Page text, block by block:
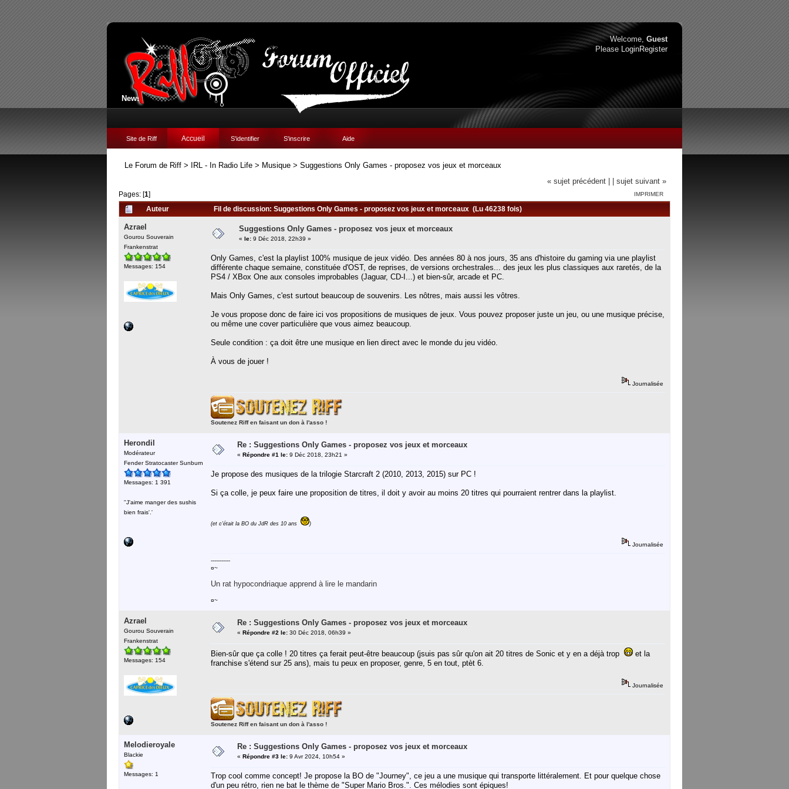
Welcome, Guest
Please LoginRegister
News:
Site de Riff Accueil S'identifier S'inscrire Aide
Le Forum de Riff > IRL - In Radio Life > Musique > Suggestions Only Games - proposez vos jeux et morceaux
Pages: [1]
« sujet précédent | | sujet suivant »
IMPRIMER
Auteur Fil de discussion: Suggestions Only Games - proposez vos jeux et morceaux (Lu 46238 fois)
Azrael
Gourou Souverain
Frankenstrat
Messages: 154
Suggestions Only Games - proposez vos jeux et morceaux
« le: 9 Déc 2018, 22h39 »
Only Games, c'est la playlist 100% musique de jeux vidéo. Des années 80 à nos jours, 35 ans d'histoire du gaming via une playlist
différente chaque semaine, constituée d'OST, de reprises, de versions orchestrales... des jeux les plus classiques aux raretés, de la
PS4 / XBox One aux consoles improbables (Jaguar, CD-I...) et bien-sûr, arcade et PC.
Mais Only Games, c'est surtout beaucoup de souvenirs. Les nôtres, mais aussi les vôtres.
Je vous propose donc de faire ici vos propositions de musiques de jeux. Vous pouvez proposer juste un jeu, ou une musique précise,
ou même une cover particulière que vous aimez beaucoup.
Seule condition : ça doit être une musique en lien direct avec le monde du jeu vidéo.
À vous de jouer !
Journalisée
Soutenez Riff en faisant un don à l'asso !
Herondil
Modérateur
Fender Stratocaster Sunburn
Messages: 1 391
''J'aime manger des sushis
bien frais'.'
Re : Suggestions Only Games - proposez vos jeux et morceaux
« Répondre #1 le: 9 Déc 2018, 23h21 »
Je propose des musiques de la trilogie Starcraft 2 (2010, 2013, 2015) sur PC !
Si ça colle, je peux faire une proposition de titres, il doit y avoir au moins 20 titres qui pourraient rentrer dans la playlist.
(et c'était la BO du JdR des 10 ans )
Journalisée
-----------
¤~
Un rat hypocondriaque apprend à lire le mandarin
¤~
Azrael
Gourou Souverain
Frankenstrat
Messages: 154
Re : Suggestions Only Games - proposez vos jeux et morceaux
« Répondre #2 le: 30 Déc 2018, 06h39 »
Bien-sûr que ça colle ! 20 titres ça ferait peut-être beaucoup (jsuis pas sûr qu'on ait 20 titres de Sonic et y en a déjà trop
et la
franchise s'étend sur 25 ans), mais tu peux en proposer, genre, 5 en tout, ptèt 6.
Journalisée
Soutenez Riff en faisant un don à l'asso !
Melodieroyale
Blackie
Messages: 1
Re : Suggestions Only Games - proposez vos jeux et morceaux
« Répondre #3 le: 9 Avr 2024, 10h54 »
Trop cool comme concept! Je propose la BO de "Journey", ce jeu a une musique qui transporte littéralement. Et pour quelque chose
d'un peu rétro, rien ne bat le thème de "Super Mario Bros.". Ces mélodies sont épiques!